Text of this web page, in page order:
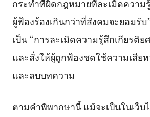
กระทำที่ผิดกฎหมายที่ละเมิดความ
ผู้ฟ้องร้องเกินกว่าที่สังคมจะยอมรั
เป็น “การละเมิดความรู้สึกเกียรติ
และสั่งให้ผู้ถูกฟ้องชดใช้ความเสียห
และลบบทความ
ตามคำพิพากษานี้ แม้จะเป็นในเว็บ